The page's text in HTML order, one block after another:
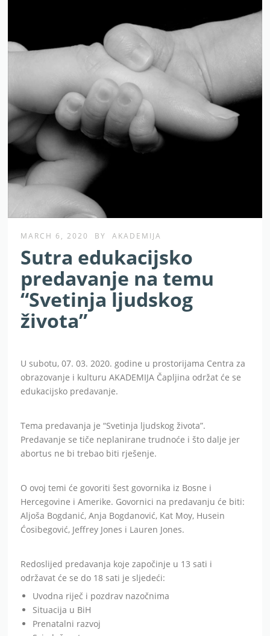
MARCH 6, 2020 BY AKADEMIJA
Sutra edukacijsko
predavanje na temu
“Svetinja ljudskog
života”
U subotu, 07. 03. 2020. godine u prostorijama Centra za
obrazovanje i kulturu AKADEMIJA Čapljina održat će se
edukacijsko predavanje.
Tema predavanja je “Svetinja ljudskog života”.
Predavanje se tiče neplanirane trudnoće i što dalje jer
abortus ne bi trebao biti rješenje.
O ovoj temi će govoriti šest govornika iz Bosne i
Hercegovine i Amerike. Govornici na predavanju će biti:
Aljoša Bogdanić, Anja Bogdanović, Kat Moy, Husein
Ćosibegović, Jeffrey Jones i Lauren Jones.
Redoslijed predavanja koje započinje u 13 sati i
održavat će se do 18 sati je sljedeći:
Uvodna riječ i pozdrav nazočnima
Situacija u BiH
Prenatalni razvoj